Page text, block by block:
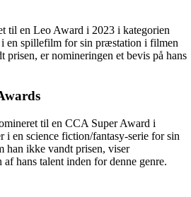
til en Leo Award i 2023 i kategorien
en spillefilm for sin præstation i filmen
prisen, er nomineringen et bevis på hans
til en CCA Super Award i
i en science fiction/fantasy-serie for sin
han ikke vandt prisen, viser
hans talent inden for denne genre.